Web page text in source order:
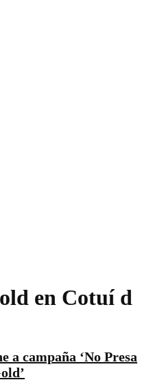
en Cotuí d
a campaña ‘No Presa